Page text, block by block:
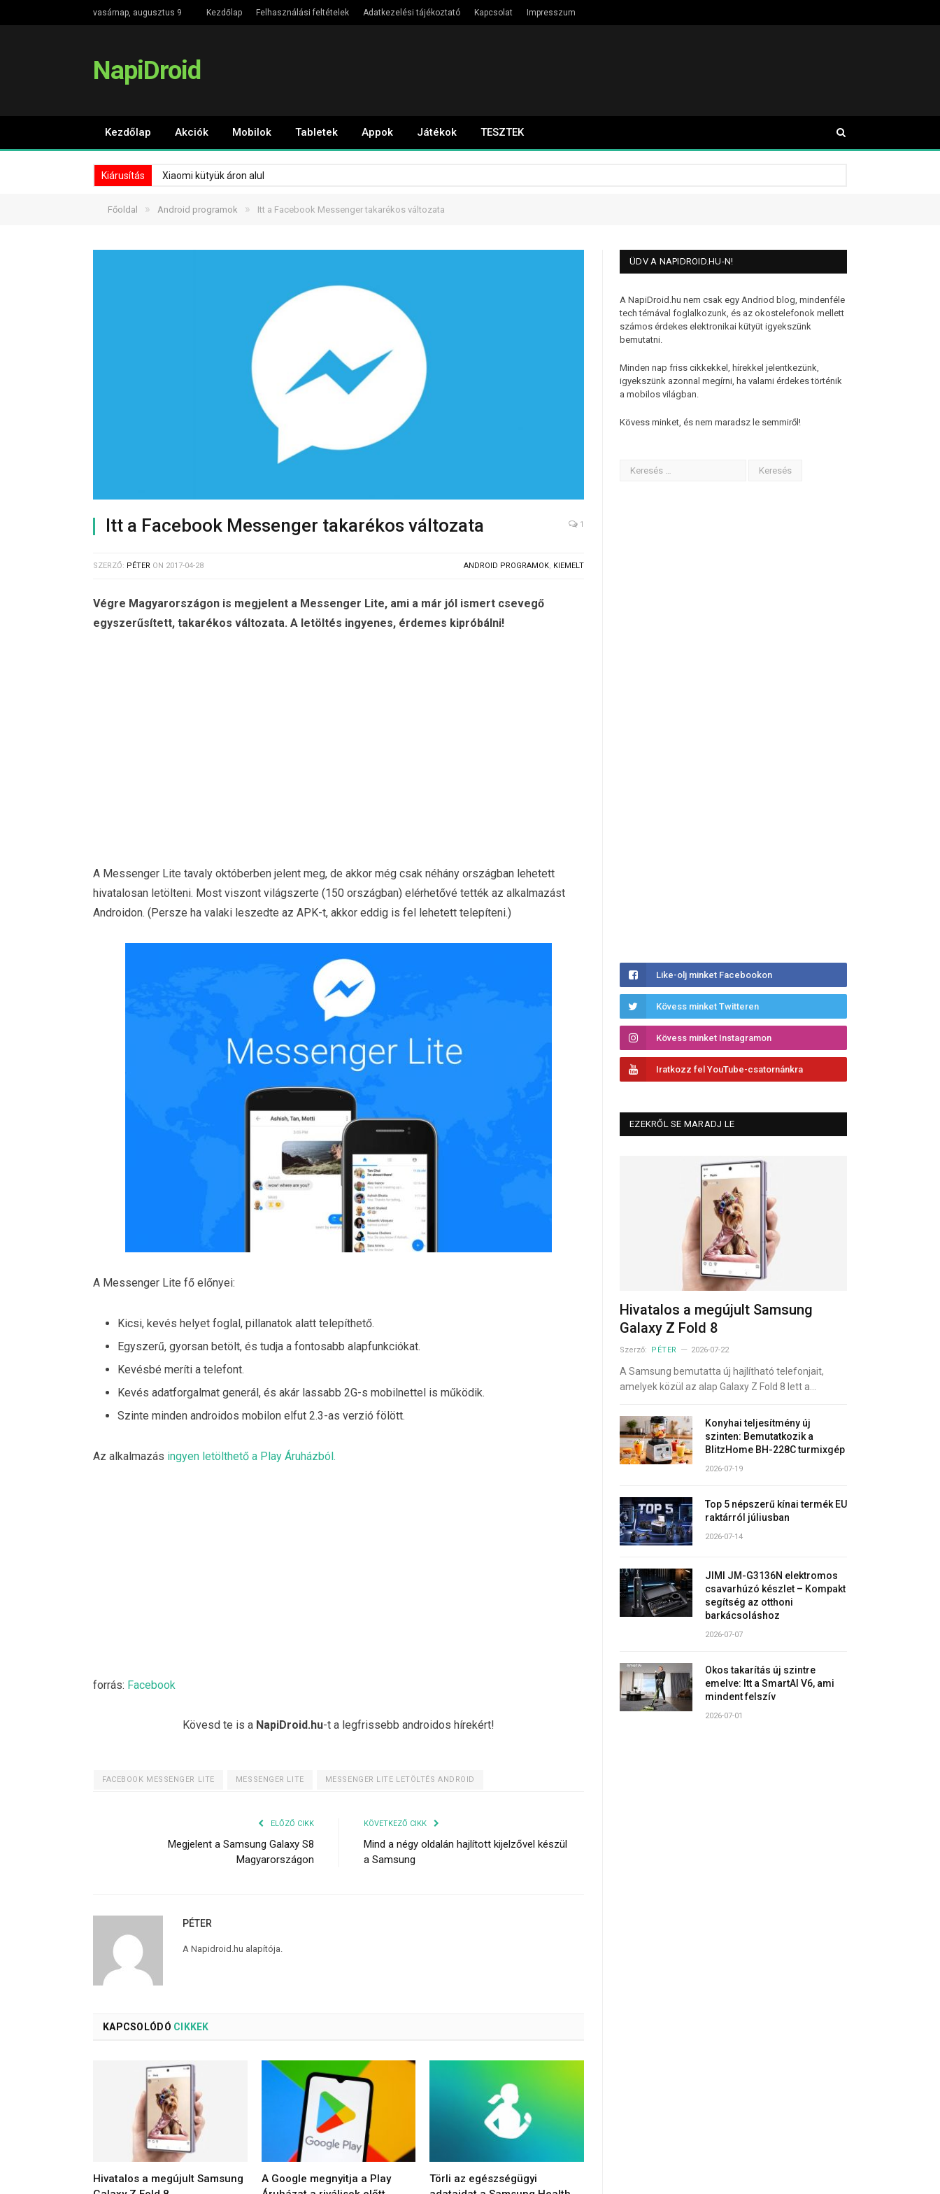
vasárnap, augusztus 9 Kezdőlap Felhasználási feltételek Adatkezelési tájékoztató Kapcsolat Impresszum
NapiDroid
Kezdőlap Akciók Mobilok Tabletek Appok Játékok TESZTEK
Kiárusítás Xiaomi kütyük áron alul
Főoldal » Android programok » Itt a Facebook Messenger takarékos változata
Itt a Facebook Messenger takarékos változata 1
SZERZŐ: PÉTER ON 2017-04-28 ANDROID PROGRAMOK, KIEMELT
Végre Magyarországon is megjelent a Messenger Lite, ami a már jól ismert csevegő
egyszerűsített, takarékos változata. A letöltés ingyenes, érdemes kipróbálni!
A Messenger Lite tavaly októberben jelent meg, de akkor még csak néhány országban lehetett
hivatalosan letölteni. Most viszont világszerte (150 országban) elérhetővé tették az alkalmazást
Androidon. (Persze ha valaki leszedte az APK-t, akkor eddig is fel lehetett telepíteni.)
A Messenger Lite fő előnyei:
Kicsi, kevés helyet foglal, pillanatok alatt telepíthető.
Egyszerű, gyorsan betölt, és tudja a fontosabb alapfunkciókat.
Kevésbé meríti a telefont.
Kevés adatforgalmat generál, és akár lassabb 2G-s mobilnettel is működik.
Szinte minden androidos mobilon elfut 2.3-as verzió fölött.
Az alkalmazás ingyen letölthető a Play Áruházból.
forrás: Facebook
Kövesd te is a NapiDroid.hu-t a legfrissebb androidos hírekért!
FACEBOOK MESSENGER LITE MESSENGER LITE MESSENGER LITE LETÖLTÉS ANDROID
ELŐZŐ CIKK
Megjelent a Samsung Galaxy S8
Magyarországon
KÖVETKEZŐ CIKK
Mind a négy oldalán hajlított kijelzővel készül
a Samsung
PÉTER
A Napidroid.hu alapítója.
KAPCSOLÓDÓ CIKKEK
Hivatalos a megújult Samsung
A Google megnyitja a Play
Törli az egészségügyi
ÜDV A NAPIDROID.HU-N!
A NapiDroid.hu nem csak egy Andriod blog, mindenféle
tech témával foglalkozunk, és az okostelefonok mellett
számos érdekes elektronikai kütyüt igyekszünk
bemutatni.
Minden nap friss cikkekkel, hírekkel jelentkezünk,
igyekszünk azonnal megírni, ha valami érdekes történik
a mobilos világban.
Kövess minket, és nem maradsz le semmiről!
Like-olj minket Facebookon
Kövess minket Twitteren
Kövess minket Instagramon
Iratkozz fel YouTube-csatornánkra
EZEKRŐL SE MARADJ LE
Hivatalos a megújult Samsung
Galaxy Z Fold 8
Szerző: PÉTER 2026-07-22
A Samsung bemutatta új hajlítható telefonjait,
amelyek közül az alap Galaxy Z Fold 8 lett a…
Konyhai teljesítmény új
szinten: Bemutatkozik a
BlitzHome BH-228C turmixgép
2026-07-19
Top 5 népszerű kínai termék EU
raktárról júliusban
2026-07-14
JIMI JM-G3136N elektromos
csavarhúzó készlet – Kompakt
segítség az otthoni
barkácsoláshoz
2026-07-07
Okos takarítás új szintre
emelve: Itt a SmartAI V6, ami
mindent felszív
2026-07-01